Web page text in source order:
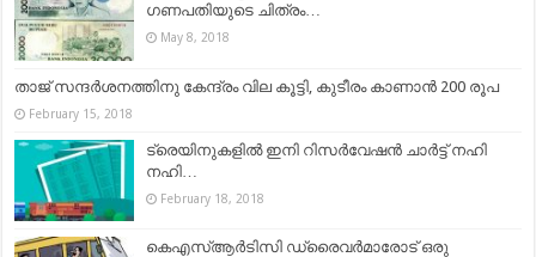
ഗണപതിയുടെ ചിത്രം…
May 8, 2018
താജ് സന്ദർശനത്തിനു കേന്ദ്രം വില കൂട്ടി, കുടീരം കാണാൻ 200 രൂപ
February 15, 2018
ട്രെയിനുകളില്‍ ഇനി റിസർവേഷൻ ചാർട്ട് നഹി
നഹി…
February 18, 2018
കെഎസ്ആർടിസി ഡ്രൈവർമാരോട് ഒരു